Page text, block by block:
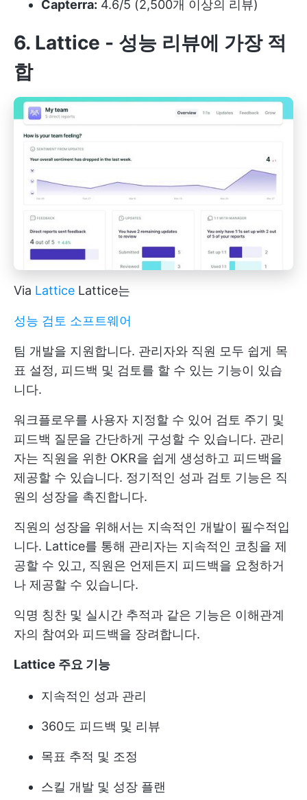
Capterra: 4.6/5 (2,500개 이상의 리뷰)
6. Lattice - 성능 리뷰에 가장 적
합
Via Lattice Lattice는
성능 검토 소프트웨어
팀 개발을 지원합니다. 관리자와 직원 모두 쉽게 목
표 설정, 피드백 및 검토를 할 수 있는 기능이 있습
니다.
워크플로우를 사용자 지정할 수 있어 검토 주기 및
피드백 질문을 간단하게 구성할 수 있습니다. 관리
자는 직원을 위한 OKR을 쉽게 생성하고 피드백을
제공할 수 있습니다. 정기적인 성과 검토 기능은 직
원의 성장을 촉진합니다.
직원의 성장을 위해서는 지속적인 개발이 필수적입
니다. Lattice를 통해 관리자는 지속적인 코칭을 제
공할 수 있고, 직원은 언제든지 피드백을 요청하거
나 제공할 수 있습니다.
익명 칭찬 및 실시간 추적과 같은 기능은 이해관계
자의 참여와 피드백을 장려합니다.
Lattice 주요 기능
지속적인 성과 관리
360도 피드백 및 리뷰
목표 추적 및 조정
스킬 개발 및 성장 플랜